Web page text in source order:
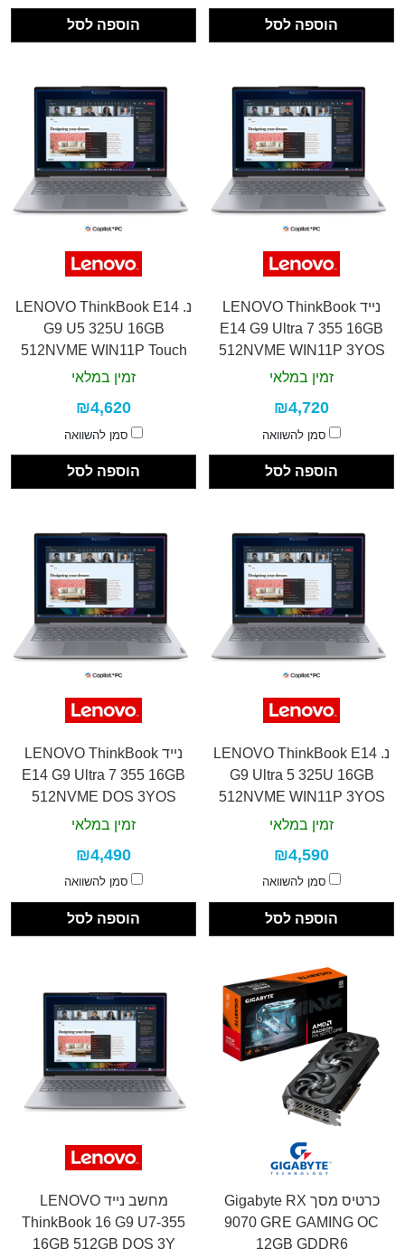
הוספה לסל הוספה לסל
נייד LENOVO ThinkBook
E14 G9 Ultra 7 355 16GB
512NVME WIN11P 3YOS
זמין במלאי
₪4,720
סמן להשוואה
הוספה לסל
נ. LENOVO ThinkBook E14
G9 U5 325U 16GB
512NVME WIN11P Touch
3YOS
זמין במלאי
₪4,620
סמן להשוואה
הוספה לסל
נ. LENOVO ThinkBook E14
G9 Ultra 5 325U 16GB
512NVME WIN11P 3YOS
זמין במלאי
₪4,590
סמן להשוואה
הוספה לסל
נייד LENOVO ThinkBook
E14 G9 Ultra 7 355 16GB
512NVME DOS 3YOS
זמין במלאי
₪4,490
סמן להשוואה
הוספה לסל
כרטיס מסך Gigabyte RX
9070 GRE GAMING OC
12GB GDDR6
מחשב נייד LENOVO
ThinkBook 16 G9 U7-355
16GB 512GB DOS 3Y